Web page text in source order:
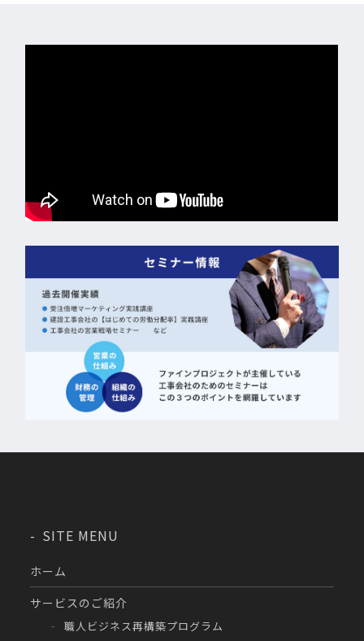
SITE MENU
ホーム
サービスのご紹介
職人ビジネス再構築プログラム